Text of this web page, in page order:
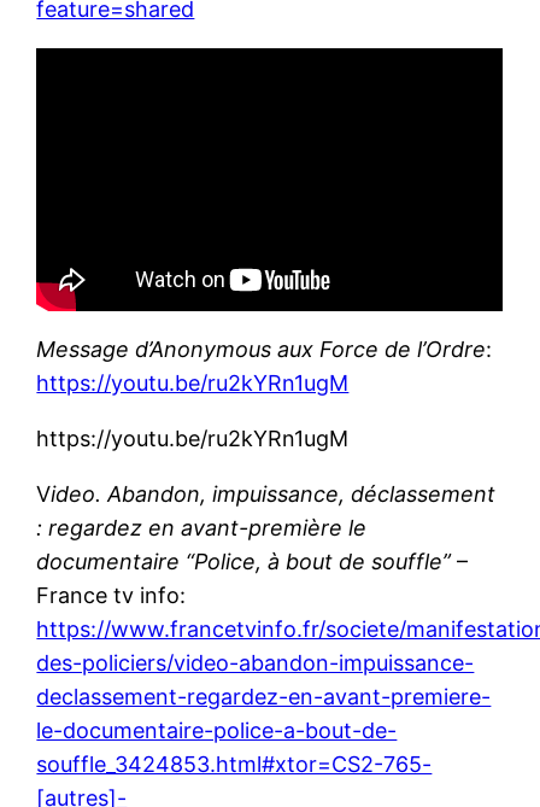
feature=shared
Message d’Anonymous aux Force de l’Ordre:
https://youtu.be/ru2kYRn1ugM
https://youtu.be/ru2kYRn1ugM
Video. Abandon, impuissance, déclassement
: regardez en avant-première le
documentaire “Police, à bout de souffle”–
France tv info:
https://www.francetvinfo.fr/societe/
des-policiers/video-abandon-impuissance-
declassement-regardez-en-avant-premiere-
le-documentaire-police-a-bout-de-
souffle_3424853.html#xtor=CS2-765-
[autres]-